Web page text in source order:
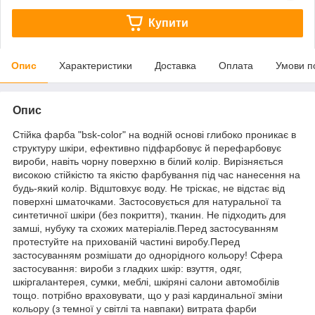
Купити
Опис Характеристики Доставка Оплата Умови
Опис
Стійка фарба "bsk-color" на водній основі глибоко проникає в
структуру шкіри, ефективно підфарбовує й перефарбовує
вироби, навіть чорну поверхню в білий колір. Вирізняється
високою стійкістю та якістю фарбування під час нанесення на
будь-який колір. Відштовхує воду. Не тріскає, не відстає від
поверхні шматочками. Застосовується для натуральної та
синтетичної шкіри (без покриття), тканин. Не підходить для
замші, нубуку та схожих матеріалів.Перед застосуванням
протестуйте на прихованій частині виробу.Перед
застосуванням розмішати до однорідного кольору! Сфера
застосування: вироби з гладких шкір: взуття, одяг,
шкіргалантерея, сумки, меблі, шкіряні салони автомобілів
тощо. потрібно враховувати, що у разі кардинальної зміни
кольору (з темної у світлі та навпаки) витрата фарби